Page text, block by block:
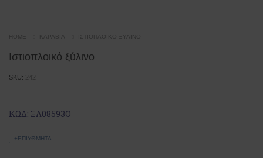
HOME ΚΑΡΆΒΙΑ ΙΣΤΙΟΠΛΟΙΚΌ ΞΎΛΙΝΟ
Ιστιοπλοικό ξύλινο
SKU: 242
ΚΩΔ: ΞΛ08593Ο
+ΕΠΙΥΘΜΗΤΆ